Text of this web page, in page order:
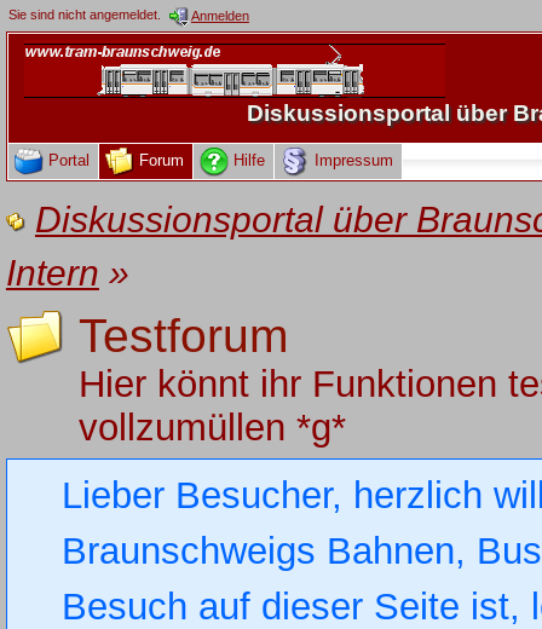
Sie sind nicht angemeldet. Anmelden
Diskussionsportal über
Portal Forum Hilfe Impressum
Diskussionsportal über
Intern »
Testforum
Hier könnt ihr Funktionen
vollzumüllen *g*
Lieber Besucher, herzlich
Braunschweigs Bahnen,
Besuch auf dieser Seite